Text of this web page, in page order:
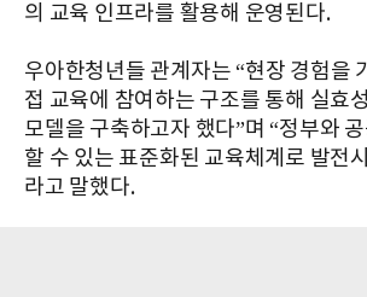
의 교육 인프라를 활용해 운영된다.
우아한청년들 관계자는 “현장 경험을
접 교육에 참여하는 구조를 통해 실효
모델을 구축하고자 했다”며 “정부와
할 수 있는 표준화된 교육체계로 발전
라고 말했다.